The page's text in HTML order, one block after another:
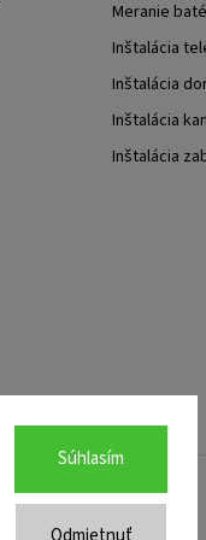
Súhlasím
Meranie
Inštalácia
Inštalácia
Inštalácia
Inštalácia